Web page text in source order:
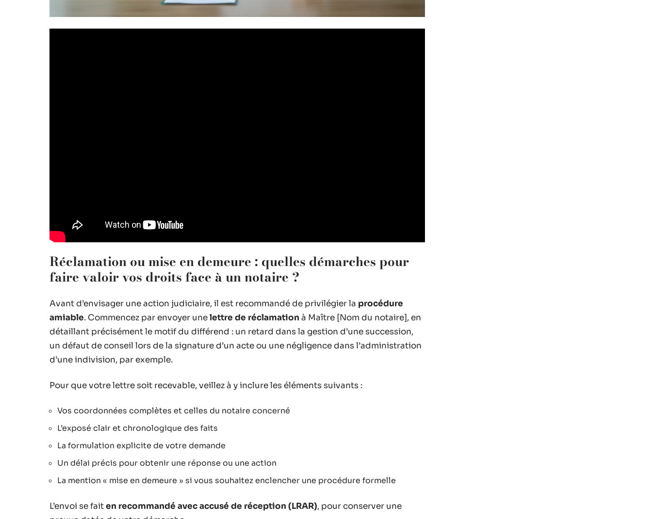
Réclamation ou mise en demeure : quelles démarches pour
faire valoir vos droits face à un notaire ?
Avant d’envisager une action judiciaire, il est recommandé de privilégier la procédure
amiable. Commencez par envoyer unelettre de réclamation à Maître [Nom du notaire], en
détaillant précisément le motif du différend : un retard dans la gestion d’une succession,
un défaut de conseil lors de la signature d’un acte ou une négligence dans l’administration
d’une indivision, par exemple.
Pour que votre lettre soit recevable, veillez à y inclure les éléments suivants :
Vos coordonnées complètes et celles du notaire concerné
L’exposé clair et chronologique des faits
La formulation explicite de votre demande
Un délai précis pour obtenir une réponse ou une action
La mention « mise en demeure » si vous souhaitez enclencher une procédure formelle
L’envoi se faiten recommandé avec accusé de réception (LRAR), pour conserver une